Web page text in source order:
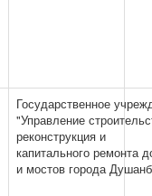
Государственное
"Управление
реконструкция и
капитального ремонта
и мостов города